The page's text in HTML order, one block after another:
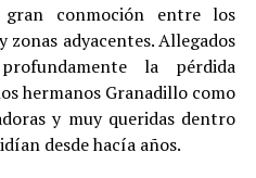
conmoción entre los
zonas adyacentes. Allegados
la pérdida
hermanos Granadillo como
y muy queridas dentro
desde hacía años.